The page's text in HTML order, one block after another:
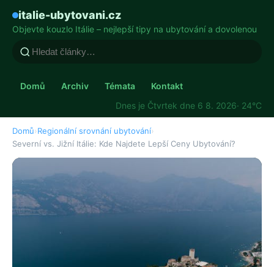
italie-ubytovani.cz
Objevte kouzlo Itálie – nejlepší tipy na ubytování a dovolenou
Domů Archiv Témata
Kontakt
Dnes je Čtvrtek dne 6 8. 2026· 24°C
Domů›Regionální srovnání ubytování›
Severní vs. Jižní Itálie: Kde Najdete Lepší Ceny Ubytování?